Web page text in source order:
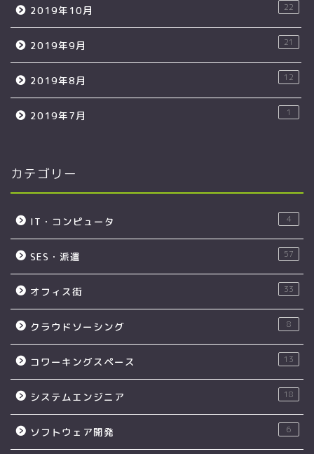
2019年10月 22
2019年9月 21
2019年8月 12
2019年7月 1
カテゴリー
IT・コンピュータ 4
SES・派遣 57
オフィス街 33
クラウドソーシング 8
コワーキングスペース 13
システムエンジニア 18
ソフトウェア開発 6